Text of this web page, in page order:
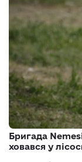
Бригада
ховався у